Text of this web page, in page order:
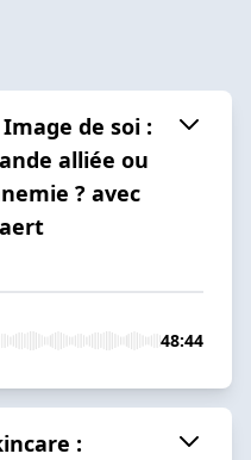
de soi :
alliée ou
? avec
48:44
: